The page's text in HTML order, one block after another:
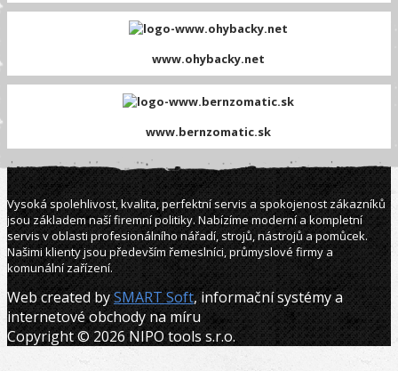
www.ohybacky.net
www.bernzomatic.sk
Vysoká spolehlivost, kvalita, perfektní servis a spokojenost zákazníků
jsou základem naší firemní politiky. Nabízíme moderní a kompletní
servis v oblasti profesionálního nářadí, strojů, nástrojů a pomůcek.
Našimi klienty jsou především řemeslníci, průmyslové firmy a
komunální zařízení.
Web created bySMART Soft, informační systémy a
internetové obchody na míru
Copyright © 2026 NIPO tools s.r.o.